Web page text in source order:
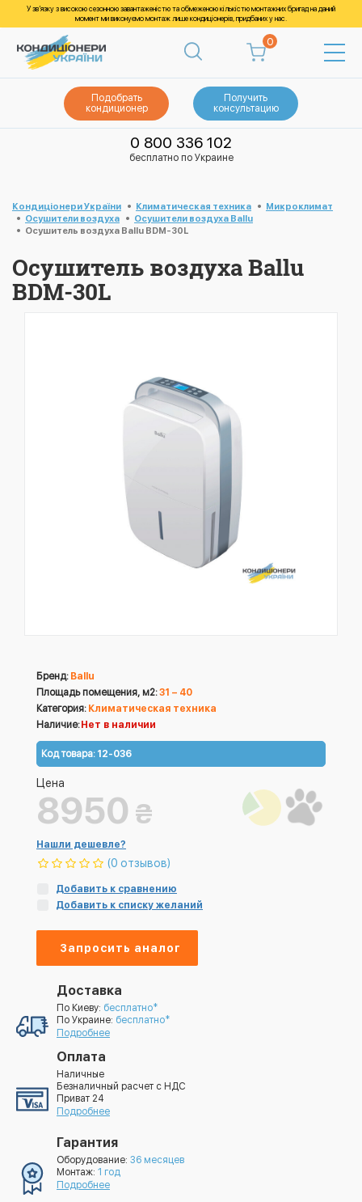
У зв’язку з високою сезонною завантаженістю та обмеженою кількістю монтажних бригад на даний
момент ми виконуємо монтаж лише кондиціонерів, придбаних у нас.
0
Подобрать
кондиционер
Получить
консультацию
0 800 336 102
бесплатно по Украине
Кондиціонери України Климатическая техника
Микроклимат
Осушители воздуха
Осушители воздуха Ballu
Осушитель воздуха Ballu BDM-30L
Осушитель воздуха Ballu
BDM-30L
Бренд: Ballu
Площадь помещения, м2:31 – 40
Категория: Климатическая техника
Наличие: Нет в наличии
Код товара: 12-036
Цена
8950 ₴
Нашли дешевле?
(0 отзывов)
Добавить к сравнению
Добавить к списку желаний
Запросить аналог
Доставка
По Киеву: бесплатно*
По Украине: бесплатно*
Подробнее
Оплата
Наличные
Безналичный расчет с НДС
Приват 24
Подробнее
Гарантия
Оборудование: 36 месяцев
Монтаж: 1 год
Подробнее